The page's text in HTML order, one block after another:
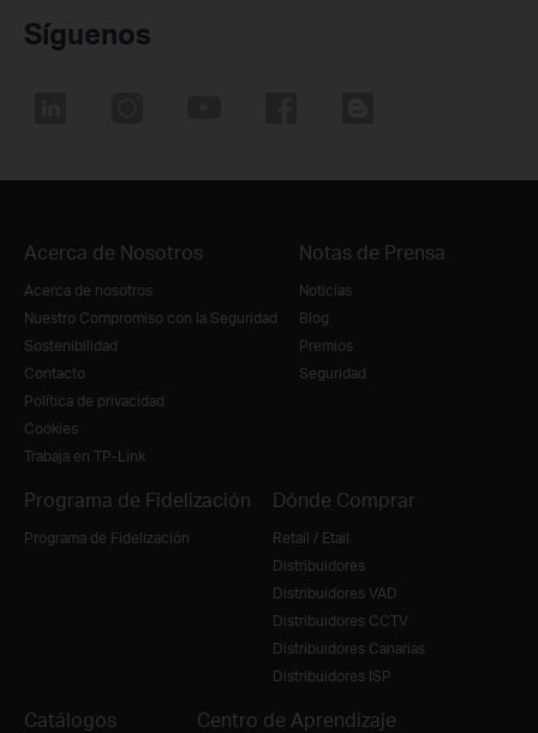
Síguenos
Acerca de Nosotros
Acerca de nosotros
Nuestro Compromiso con la Seguridad
Sostenibilidad
Contacto
Política de privacidad
Cookies
Trabaja en TP-Link
Notas de Prensa
Noticias
Blog
Premios
Seguridad
Programa de Fidelización
Programa de Fidelización
Dónde Comprar
Retail / Etail
Distribuidores
Distribuidores VAD
Distribuidores CCTV
Distribuidores Canarias
Distribuidores ISP
Catálogos Centro de Aprendizaje